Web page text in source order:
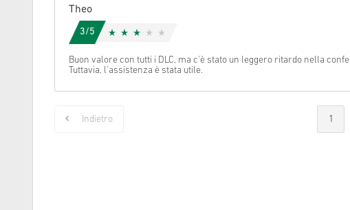
Cancella
Theo
3/5
Buon valore con tutti i DLC, ma c'è stato un leggero ritardo nella
Tuttavia, l'assistenza è stata utile.
Indietro 1